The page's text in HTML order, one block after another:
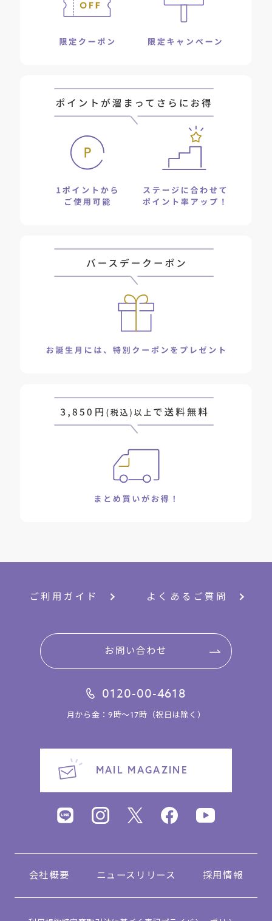
ご利用ガイド よくあるご質問
お問い合わせ
0120-00-4618
月から金：9時～17時（祝日は除く）
MAIL MAGAZINE
会社概要 ニュースリリース 採用情報